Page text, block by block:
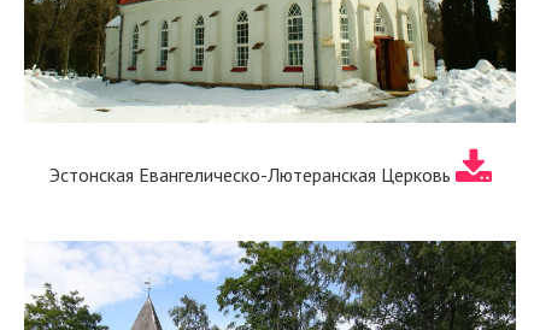
Эстонская Евангелическо-Лютеранская Церковь